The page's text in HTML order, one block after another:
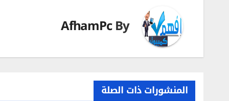
By
AfhamPc
المنشورات ذات الصلة